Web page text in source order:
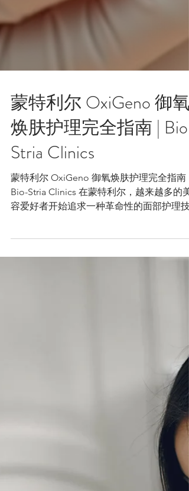
蒙特利尔 OxiGeno 御氧
焕肤护理完全指南 | Bio-
Stria Clinics
蒙特利尔 OxiGeno 御氧焕肤护理完全指南 |
OxiGeno 都将带给您前所未有的肌肤蜕变体
供 OxiGeno 面部护理服务。我们的护理师
队拥有丰富的专业经验，致力于为每一位客
提供个性化、高品质的护肤方案。本文将为
全面介绍 OxiGeno 面部护理的原理、益处
护理过程以及为什么蒙特利尔的爱美人士选
Bio-Stria Clinics 进行这项特别的护理。